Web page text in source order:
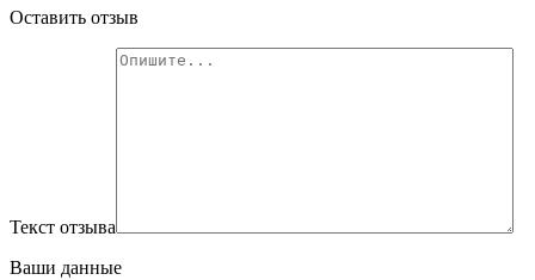
Оставить отзыв
Текст отзыва
Ваши данные